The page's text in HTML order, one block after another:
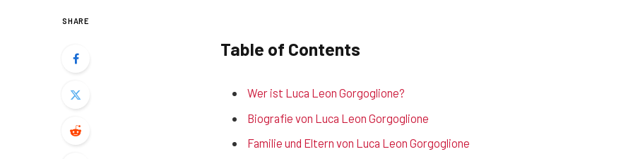
SHARE
Table of Contents
Wer ist Luca Leon Gorgoglione?
Biografie von Luca Leon Gorgoglione
Familie und Eltern von Luca Leon Gorgoglione